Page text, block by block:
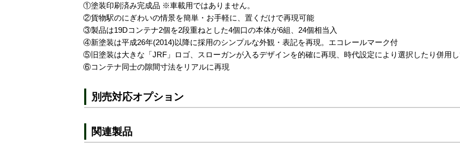
①塗装印刷済み完成品 ※車載用ではありません。
②貨物駅のにぎわいの情景を簡単・お手軽に、置くだけで再現可能
③製品は19Dコンテナ2個を2段重ねとした4個口の本体が6組、24個相当入
④新塗装は平成26年(2014)以降に採用のシンプルな外観・表記を再現。エコレールマーク付
⑤旧塗装は大きな「JRF」ロゴ、スローガンが入るデザインを的確に再現、時代設定により選択したり併用し
⑥コンテナ同士の隙間寸法をリアルに再現
別売対応オプション
関連製品